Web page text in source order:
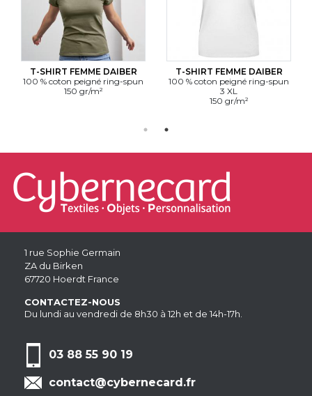
T-SHIRT FEMME DAIBER
100 % coton peigné ring-spun
150 gr/m²
T-SHIRT FEMME DAIBER
100 % coton peigné ring-spun
3 XL
150 gr/m²
1 rue Sophie Germain
ZA du Birken
67720 Hoerdt France
CONTACTEZ-NOUS
Du lundi au vendredi de 8h30 à 12h et de 14h-17h.
03 88 55 90 19
contact@cybernecard.fr